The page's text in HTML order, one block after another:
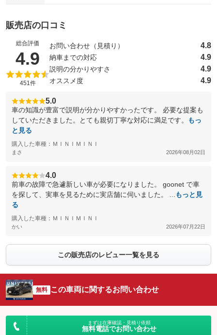
販売店の口コミ
総合評価
4.9 （5点満点中）
451件
お問い合わせ（見積り） 4.8
納車までの対応 4.9
説明の分かりやすさ 4.9
オススメ度 4.9
5.0
車の知識が豊富で説明が分かりやすかったです。 必要な提案も
していただきました。とても親切丁寧な対応に満足です。
もっ
と見る
購入した車種：ＭＩＮＩＭＩＮＩ
まさ 2026年08月02日
4.0
前車の故障で急遽新しい車が必要になりました。 goonet で車
を探して、実車を見るために実店舗に伺いました。 ...
もっと見
る
購入した車種：ＭＩＮＩＭＩＮＩ
かい 2026年07月22日
この販売店のレビュー一覧を見る
無料 この車両に関するお問い合わせ
まずは在庫確認・見積り依頼
無料電話でお問い合わせ